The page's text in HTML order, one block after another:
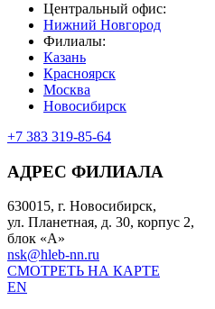
Центральный офис:
Нижний Новгород
Филиалы:
Казань
Красноярск
Москва
Новосибирск
+7 383 319-85-64
АДРЕС ФИЛИАЛА
630015, г. Новосибирск,
ул. Планетная, д. 30, корпус 2,
блок «А»
nsk@hleb-nn.ru
СМОТРЕТЬ НА КАРТЕ
EN